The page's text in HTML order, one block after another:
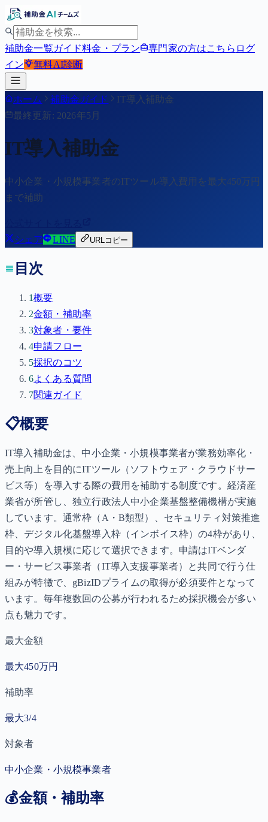
補助金一覧ガイド料金・プラン 専門家の方はこちら ログ
イン
無料AI診断
ホーム 補助金ガイド
IT導入補助金
最終更新: 2026年5月
IT導入補助金
中小企業・小規模事業者のITツール導入費用を最大450万円
まで補助
シェア
LINE URLコピー
目次
1概要
2金額・補助率
3対象者・要件
4申請フロー
5採択のコツ
6よくある質問
7関連ガイド
📋概要
IT導入補助金は、中小企業・小規模事業者が業務効率化・
売上向上を目的にITツール（ソフトウェア・クラウドサー
ビス等）を導入する際の費用を補助する制度です。経済産
業省が所管し、独立行政法人中小企業基盤整備機構が実施
しています。通常枠（A・B類型）、セキュリティ対策推進
枠、デジタル化基盤導入枠（インボイス枠）の4枠があり、
目的や導入規模に応じて選択できます。申請はITベンダ
ー・サービス事業者（IT導入支援事業者）と共同で行う仕
組みが特徴で、gBizIDプライムの取得が必須要件となって
います。毎年複数回の公募が行われるため採択機会が多い
点も魅力です。
最大金額
最大450万円
補助率
最大3/4
対象者
中小企業・小規模事業者
💰金額・補助率